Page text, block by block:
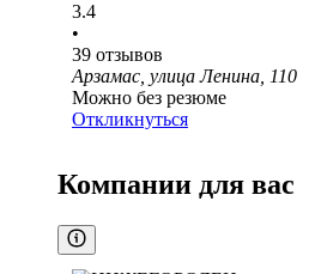
3.4
•
39 отзывов
Арзамас, улица Ленина, 110
Можно без резюме
Откликнуться
Компании для вас